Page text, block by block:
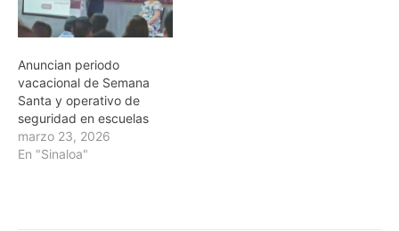
Anuncian periodo
vacacional de Semana
Santa y operativo de
seguridad en escuelas
marzo 23, 2026
En "Sinaloa"